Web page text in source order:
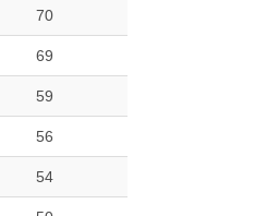
70
69
59
56
54